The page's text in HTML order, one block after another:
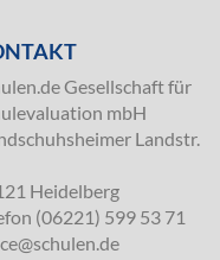
Gesellschaft für
mbH
Landstr.
Heidelberg
(06221) 599 53 71